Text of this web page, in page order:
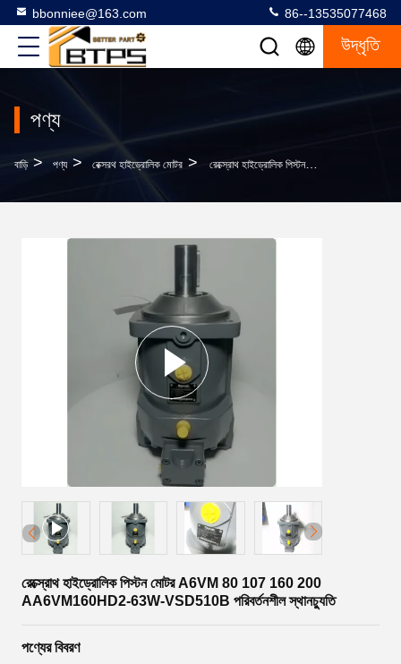
bbonniee@163.com 86--13535077468
উদ্ধৃতি
পণ্য
বাড়ি > পণ্য > রেক্সরথ হাইড্রোলিক মোটর > রেক্স্রোথ হাইড্রোলিক পিস্টন মোটর A6VM 80 107 160 200 AA6VM160HD2-63W-VSD510B পরিবর্তনশীল স্থানচ্যুতি
রেক্স্রোথ হাইড্রোলিক পিস্টন মোটর A6VM 80 107 160 200
AA6VM160HD2-63W-VSD510B পরিবর্তনশীল স্থানচ্যুতি
পণ্যের বিবরণ